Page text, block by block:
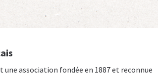
une association fondée en 1887 et reconnue